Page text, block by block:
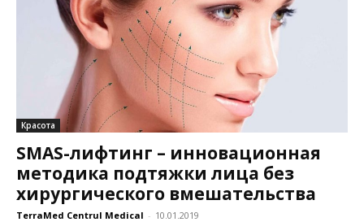
Красота
SMAS-лифтинг – инновационная
методика подтяжки лица без
хирургического вмешательства
TerraMed Centrul Medical - 10.01.2019